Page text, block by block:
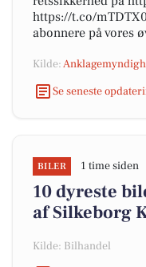
https://t.co/
abonnere på vores
Kilde:
Se seneste
BILER 1 time siden
10 dyreste
af Silkeborg
Kilde: Bilhandel